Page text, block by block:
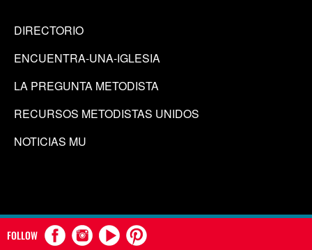
DIRECTORIO
ENCUENTRA-UNA-IGLESIA
LA PREGUNTA METODISTA
RECURSOS METODISTAS UNIDOS
NOTICIAS MU
FOLLOW